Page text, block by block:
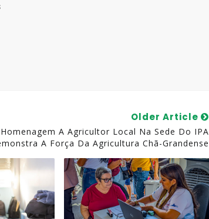
Older Article
Homenagem A Agricultor Local Na Sede Do IPA
A Força Da Agricultura Chã-Grandense